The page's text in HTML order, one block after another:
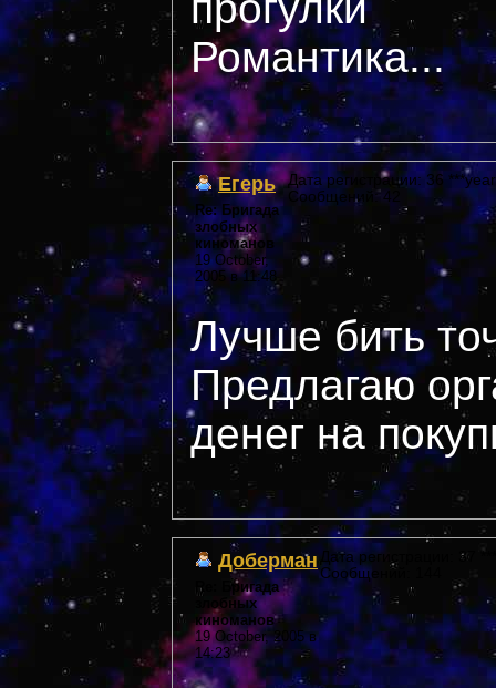
Романтика...
Егерь
Re: Бригада
злобных
киноманов
19 October,
2005 в 11:48
Дата регистрации: 36
Сообщений: 42
Лучше бить
Предлагаю
денег на
Доберман
Re: Бригада
злобных
киноманов
19 October, 2005 в
14:23
Дата регистрации: 37
Сообщений: 144